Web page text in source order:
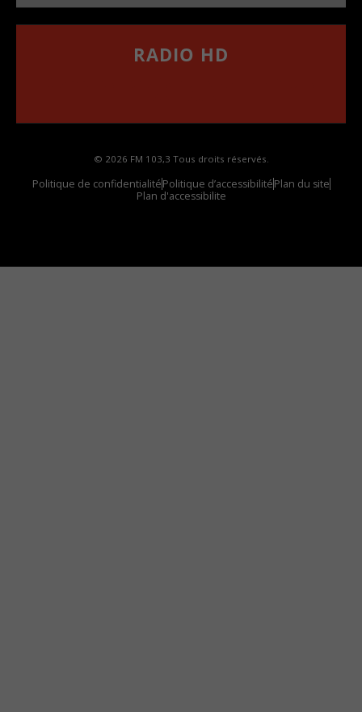
RADIO HD
© 2026 FM 103,3 Tous droits réservés.
Politique de confidentialitéPolitique d’accessibilitéPlan du site
Plan d'accessibilite